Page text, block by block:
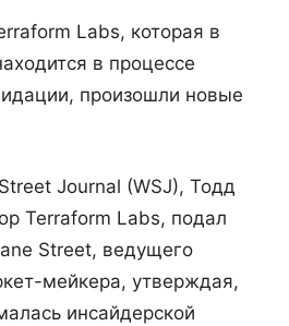
Labs, которая в
в процессе
произошли новые
Journal (WSJ), Тодд
Terraform Labs, подал
Street, ведущего
мейкера, утверждая,
инсайдерской